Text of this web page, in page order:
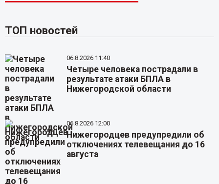
ТОП новостей
06.8.2026 11:40
Четыре человека пострадали в
результате атаки БПЛА в
Нижегородской области
06.8.2026 12:00
Нижегородцев предупредили об
отключениях телевещания до 16
августа